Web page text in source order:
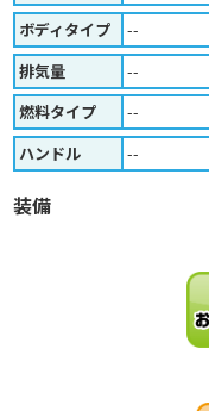
ボディタイプ
--
排気量
--
燃料タイプ
--
ハンドル
--
装備